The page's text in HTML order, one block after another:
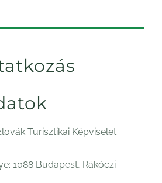
Turisztikai Képviselet
1088 Budapest, Rákóczi